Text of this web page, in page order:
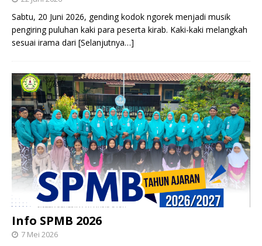
Sabtu, 20 Juni 2026, gending kodok ngorek menjadi musik
pengiring puluhan kaki para peserta kirab. Kaki-kaki melangkah
sesuai irama dari [Selanjutnya…]
Info SPMB 2026
7 Mei 2026